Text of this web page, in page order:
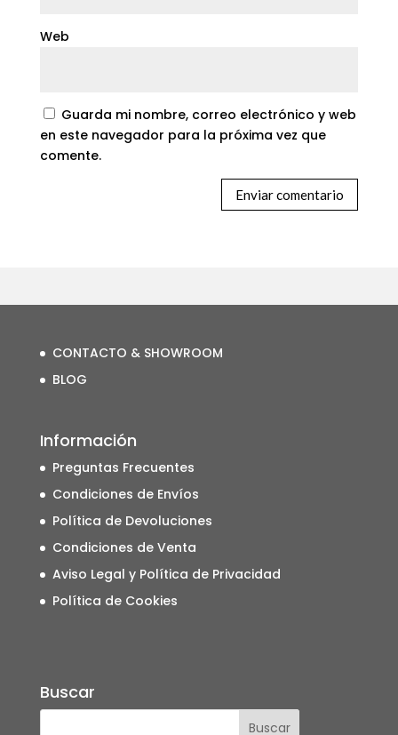
Web
Guarda mi nombre, correo electrónico y web
en este navegador para la próxima vez que
comente.
CONTACTO & SHOWROOM
BLOG
Información
Preguntas Frecuentes
Condiciones de Envíos
Política de Devoluciones
Condiciones de Venta
Aviso Legal y Política de Privacidad
Política de Cookies
Buscar